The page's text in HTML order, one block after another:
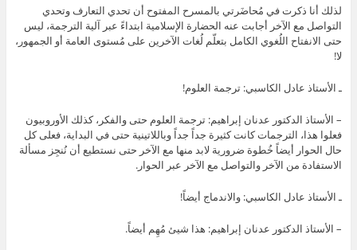
لذلك أنا ذكرت في مُحاضَرتي بالمسرح المفتوح أن تحدي التعارف وتحدي
التواصل مع الآخر أجابت عنه الحضارة الإسلامية ابتداءً عبر آلية الترجمة، ليس
حتى الانفتاح اللُغوي الكامل بتعلّم لُغات الآخرين على مُستوى العامة أو الجمهور،
لا!
ـ الأستاذ عادل الكاسبي: ترجمة العلوم!
– الأستاذ الدكتور عدنان إبراهيم: ترجمة العلوم حتى والفكر، كذلك الأوروبيون
فعلوا هذا، الترجمات كانت كثيرة جداً جداً وباللاتينية حتى في البداية، فعلى كل
حال الحوار أيضاً خُطوة ضرورية لابد منها مع الآخر حتى نستطيع أن نُنجِز مسألة
الاستفادة من الآخر والتواصل مع الآخر عبر الحوار.
ـ الأستاذ عادل الكاسبي: والاندماج أيضاً!
– الأستاذ الدكتور عدنان إبراهيم: هذا شيئ مُهِم أيضاً.